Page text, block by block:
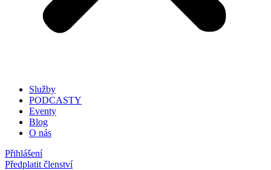
Služby
PODCASTY
Eventy
Blog
O nás
Přihlášení
Předplatit členství